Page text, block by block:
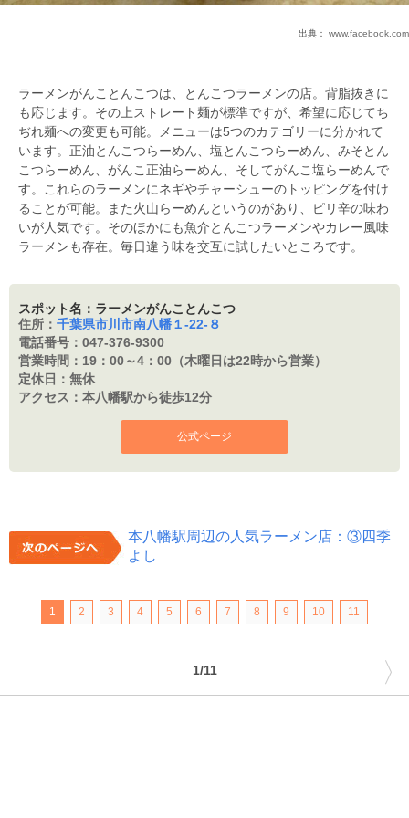
出典： www.facebook.com
ラーメンがんことんこつは、とんこつラーメンの店。背脂抜きに
も応じます。その上ストレート麺が標準ですが、希望に応じてち
ぢれ麺への変更も可能。メニューは5つのカテゴリーに分かれて
います。正油とんこつらーめん、塩とんこつらーめん、みそとん
こつらーめん、がんこ正油らーめん、そしてがんこ塩らーめんで
す。これらのラーメンにネギやチャーシューのトッピングを付け
ることが可能。また火山らーめんというのがあり、ピリ辛の味わ
いが人気です。そのほかにも魚介とんこつラーメンやカレー風味
ラーメンも存在。毎日違う味を交互に試したいところです。
スポット名：ラーメンがんことんこつ
住所： 千葉県市川市南八幡１-22-８
電話番号： 047-376-9300
営業時間： 19：00～4：00（木曜日は22時から営業）
定休日： 無休
アクセス： 本八幡駅から徒歩12分
公式ページ
本八幡駅周辺の人気ラーメン店：③四季
よし
1 2 3 4 5 6 7 8 9 10 11
1/11 〉